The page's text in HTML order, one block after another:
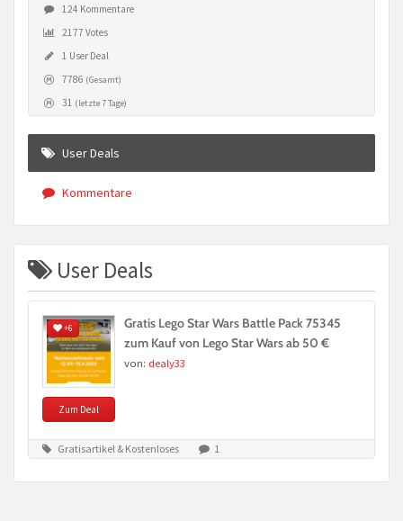
124 Kommentare
2177 Votes
1 User Deal
7786 (Gesamt)
31 (letzte 7 Tage)
User Deals
Kommentare
User Deals
+6
Zum Deal
Gratis Lego Star Wars Battle Pack 75345
zum Kauf von Lego Star Wars ab 50 €
von: dealy33
Gratisartikel & Kostenloses 1